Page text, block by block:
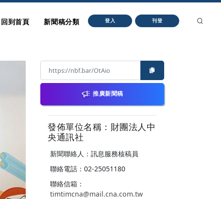
回到首頁 新聞稿分類 登入 刊登
推廣新聞稿
發佈單位名稱：財團法人中
央通訊社
新聞聯絡人：訊息服務核稿員
聯絡電話：02-25051180
聯絡信箱：
timtimcna@mail.cna.com.tw